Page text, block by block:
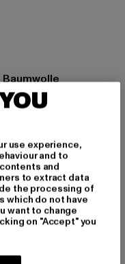
| DE
use experience,
and to
and
to extract data
the processing of
which do not have
want to change
on "Accept" you